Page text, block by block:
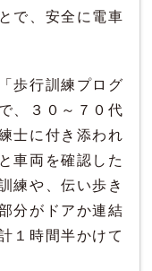
で、安全に電車
歩行訓練プログ
、３０～７０代
士に付き添われ
車両を確認した
練や、伝い歩き
分がドアか連結
１時間半かけて